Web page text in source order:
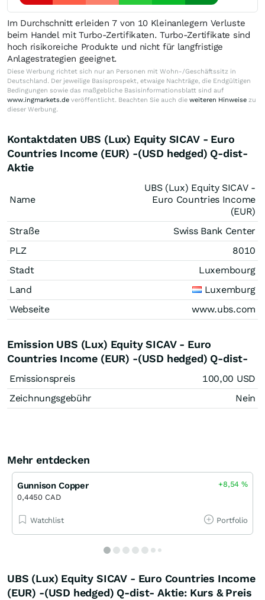
Im Durchschnitt erleiden 7 von 10 Kleinanlegern Verluste
beim Handel mit Turbo-Zertifikaten. Turbo-Zertifikate sind
hoch risikoreiche Produkte und nicht für langfristige
Anlagestrategien geeignet.
Diese Werbung richtet sich nur an Personen mit Wohn-/Geschäftssitz in
Deutschland. Der jeweilige Basisprospekt, etwaige Nachträge, die Endgültigen
Bedingungen sowie das maßgebliche Basisinformationsblatt sind auf
www.ingmarkets.de veröffentlicht. Beachten Sie auch die weiteren Hinweise zu
dieser Werbung.
Kontaktdaten UBS (Lux) Equity SICAV - Euro
Countries Income (EUR) -(USD hedged) Q-dist-
Aktie
Name
UBS (Lux) Equity SICAV -
Euro Countries Income
(EUR)
Straße
Swiss Bank Center
PLZ
8010
Stadt
Luxembourg
Land
Luxemburg
Webseite
www.ubs.com
Emission UBS (Lux) Equity SICAV - Euro
Countries Income (EUR) -(USD hedged) Q-dist-
Emissionspreis 100,00 USD
Zeichnungsgebühr
Nein
Mehr entdecken
Gunnison Copper
0,4450 CAD
+8,54%
Watchlist Portfolio
UBS (Lux) Equity SICAV - Euro Countries Income
(EUR) -(USD hedged) Q-dist- Aktie: Kurs & Preis